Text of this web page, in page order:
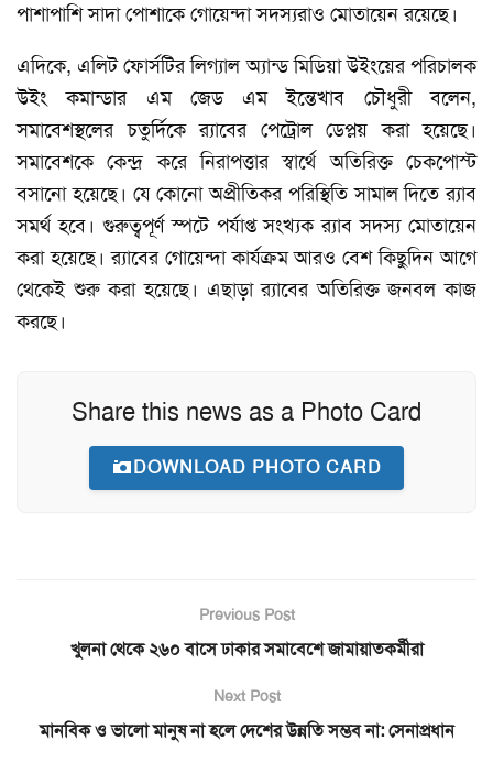
পাশাপাশি সাদা পোশাকে গোয়েন্দা সদস্যরাও মোতায়েন রয়েছে।
এদিকে, এলিট ফোর্সটির লিগ্যাল অ্যান্ড মিডিয়া উইংয়ের পরিচালক
উইং কমান্ডার এম জেড এম ইন্তেখাব চৌধুরী বলেন,
সমাবেশস্থলের চতুর্দিকে র‍্যাবের পেট্রোল ডেপ্লয় করা হয়েছে।
সমাবেশকে কেন্দ্র করে নিরাপত্তার স্বার্থে অতিরিক্ত চেকপোস্ট
বসানো হয়েছে। যে কোনো অপ্রীতিকর পরিস্থিতি সামাল দিতে র‍্যাব
সমর্থ হবে। গুরুত্বপূর্ণ স্পটে পর্যাপ্ত সংখ্যক র‍্যাব সদস্য মোতায়েন
করা হয়েছে। র‍্যাবের গোয়েন্দা কার্যক্রম আরও বেশ কিছুদিন আগে
থেকেই শুরু করা হয়েছে। এছাড়া র‍্যাবের অতিরিক্ত জনবল কাজ
করছে।
Share this news as a Photo Card
DOWNLOAD PHOTO CARD
Previous Post
খুলনা থেকে ২৬০ বাসে ঢাকার সমাবেশে জামায়াতকর্মীরা
Next Post
মানবিক ও ভালো মানুষ না হলে দেশের উন্নতি সম্ভব না: সেনাপ্রধান